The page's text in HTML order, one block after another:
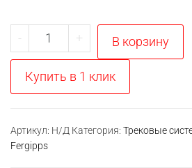
-
Количество
товара
Соединитель
для
трека
2TRA,
+ В корзину
Купить в 1 клик
Артикул: Н/Д Категория: Трековые
Fergipps